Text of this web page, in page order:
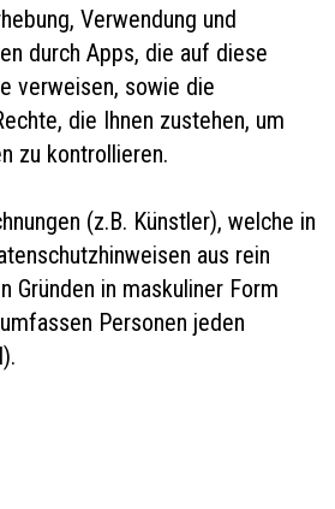
Verwendung und
durch Apps, die auf diese
verweisen, sowie die
die Ihnen zustehen, um
zu kontrollieren.
(z.B. Künstler), welche in
aus rein
Gründen in maskuliner Form
Personen jeden